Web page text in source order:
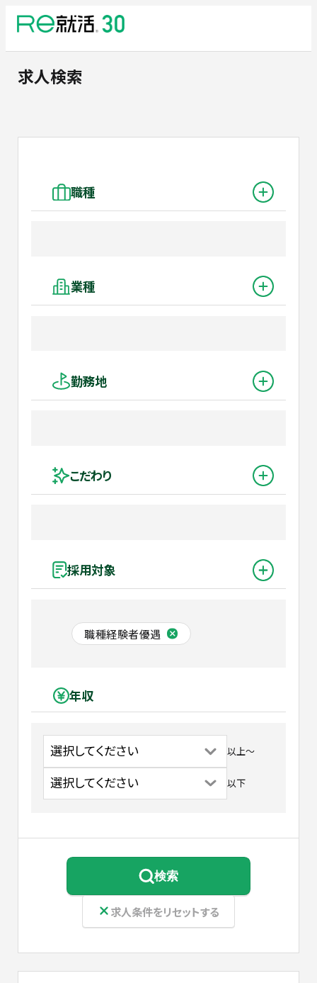
求人検索
職種
業種
勤務地
こだわり
採用対象
職種経験者優遇
年収
以上〜
以下
検索
求人条件をリセットする